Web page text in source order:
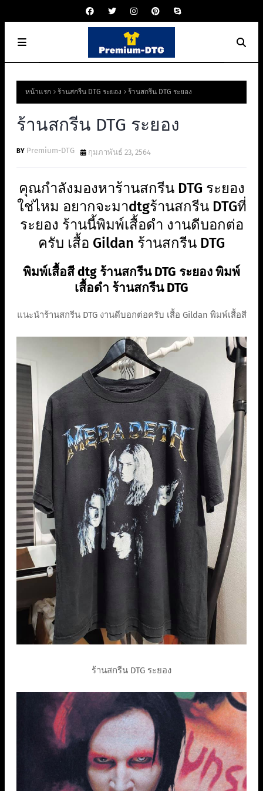
หน้าแรก ร้านสกรีน DTG ระยอง ร้านสกรีน DTG ระยอง
ร้านสกรีน DTG ระยอง
Premium-DTG กุมภาพันธ์ 23, 2564
คุณกำลังมองหาร้านสกรีน DTG ระยอง
ใช่ไหม อยากจะมาdtgร้านสกรีน DTGที่
ระยอง ร้านนี้พิมพ์เสื้อดำ งานดีบอกต่อ
ครับ เสื้อ Gildan ร้านสกรีน DTG
พิมพ์เสื้อสี dtg ร้านสกรีน DTG ระยอง พิมพ์
เสื้อดำ ร้านสกรีน DTG
แนะนำร้านสกรีน DTG งานดีบอกต่อครับ เสื้อ Gildan พิมพ์เสื้อสี
ร้านสกรีน DTG ระยอง